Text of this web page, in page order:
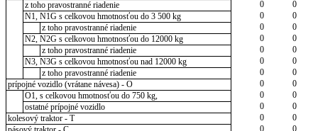
z toho pravostranné riadenie
0
0
N1, N1G s celkovou hmotnosťou do 3 500 kg
0
0
z toho pravostranné riadenie
0
0
N2, N2G s celkovou hmotnosťou do 12000 kg
0
0
z toho pravostranné riadenie
0
0
N3, N3G s celkovou hmotnosťou nad 12000 kg
0
0
z toho pravostranné riadenie
0
0
prípojné vozidlo (vrátane návesa) - O
0
0
O1, s celkovou hmotnosťou do 750 kg,
0
0
ostatné prípojné vozidlo
0
0
kolesový traktor - T
0
0
0
0